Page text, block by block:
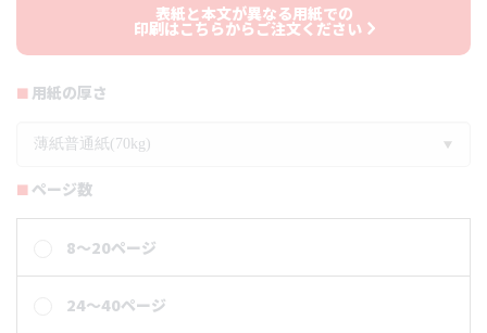
表紙と本文が異なる用紙での
印刷はこちらからご注文ください
用紙の厚さ
薄紙普通紙(70kg)
ページ数
8～20ページ
24～40ページ